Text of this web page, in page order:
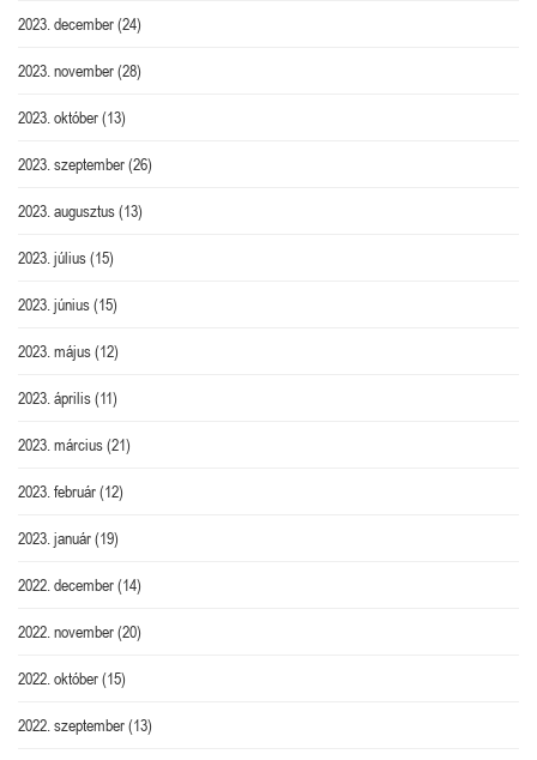
2023. december(24)
2023. november(28)
2023. október(13)
2023. szeptember(26)
2023. augusztus(13)
2023. július(15)
2023. június(15)
2023. május(12)
2023. április(11)
2023. március(21)
2023. február(12)
2023. január(19)
2022. december(14)
2022. november(20)
2022. október(15)
2022. szeptember(13)